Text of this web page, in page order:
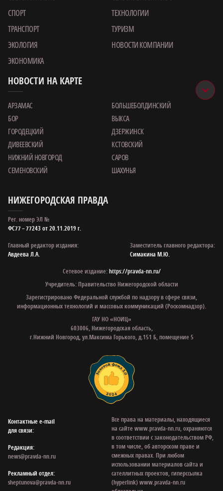
СПОРТ
ТЕХНОЛОГИИ
ТРАНСПОРТ
ТУРИЗМ
ЭКОЛОГИЯ
НОВОСТИ КОМПАНИИ
ЭКОНОМИКА
НОВОСТИ НА КАРТЕ
АРЗАМАС
БОЛЬШЕБОЛДИНСКИЙ
БОР
ВЫКСА
ГОРОДЕЦКИЙ
ДЗЕРЖИНСК
ДИВЕЕВСКИЙ
КСТОВСКИЙ
НИЖНИЙ НОВГОРОД
САРОВ
СЕМЕНОВСКИЙ
ШАХУНЬЯ
НИЖЕГОРОДСКАЯ ПРАВДА
Рег. номер ЭЛ №
ФС77 – 77243 от 20.11.2019 г.
Главный редактор издания:
Авдеева Л.А.
Заместитель главного редактора:
Симакина М.Ю.
Сетевое издание:https://pravda-nn.ru/
Учредитель: Правительство Нижегородской области
Зарегистрировано Федеральной службой по надзору в сфере связи,
информационных технологий и массовых коммуникаций (Роскомнадзор).
ГАУ НО «НОИЦ»
603006, Нижегородская область,
г.Нижний Новгород, ул.Максима Горького, д.151 Б, помещение 5
Контактные e‑mail
для связи:
Редакция:
news@pravda-nn.ru
Рекламный отдел:
sheptunova@pravda-nn.ru
Все права на материалы, находящиеся
на сайте www.pravda-nn.ru, охраняются
в соответствии с законодательством РФ,
в том числе, об авторском праве и
смежных правах. При любом
использовании материалов сайта и
сателлитных проектов, гиперссылка
(hyperlink) www.pravda-nn.ru